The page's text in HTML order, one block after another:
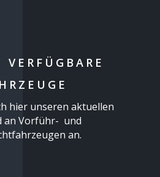
hier unseren aktuellen
an Vorführ- und
an.